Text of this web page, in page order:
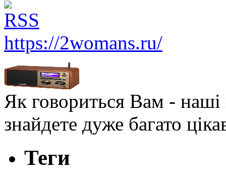
https://2womans.ru/
Як говориться Вам - наші
знайдете дуже багато
Теги